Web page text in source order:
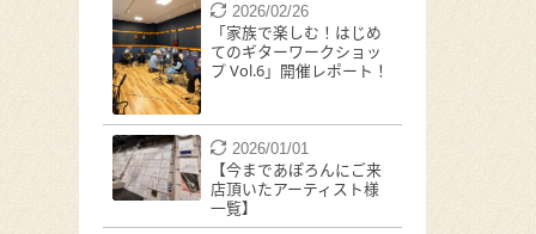
2026/02/26
「家族で楽しむ！はじめ
てのギターワークショッ
プ Vol.6」開催レポート！
2026/01/01
【今まであぽろんにご来
店頂いたアーティスト様
一覧】